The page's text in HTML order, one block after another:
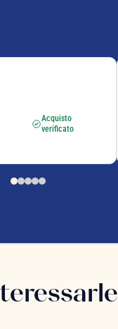
Acquisto
verificato